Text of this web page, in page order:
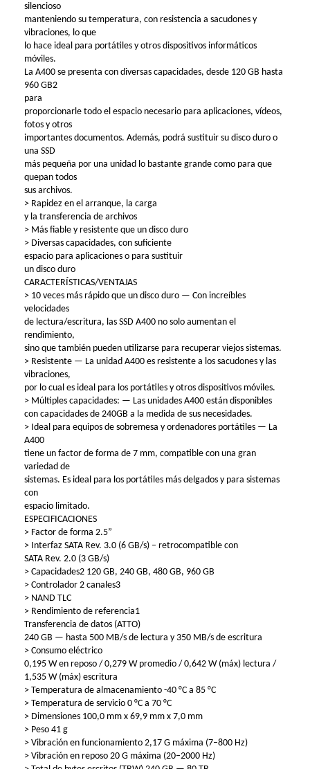
silencioso
manteniendo su temperatura, con resistencia a sacudones y
vibraciones, lo que
lo hace ideal para portátiles y otros dispositivos informáticos
móviles.
La A400 se presenta con diversas capacidades, desde 120 GB hasta
960 GB2
para
proporcionarle todo el espacio necesario para aplicaciones, vídeos,
fotos y otros
importantes documentos. Además, podrá sustituir su disco duro o
una SSD
más pequeña por una unidad lo bastante grande como para que
quepan todos
sus archivos.
> Rapidez en el arranque, la carga
y la transferencia de archivos
> Más fiable y resistente que un disco duro
> Diversas capacidades, con suficiente
espacio para aplicaciones o para sustituir
un disco duro
CARACTERÍSTICAS/VENTAJAS
> 10 veces más rápido que un disco duro — Con increíbles
velocidades
de lectura/escritura, las SSD A400 no solo aumentan el
rendimiento,
sino que también pueden utilizarse para recuperar viejos sistemas.
> Resistente — La unidad A400 es resistente a los sacudones y las
vibraciones,
por lo cual es ideal para los portátiles y otros dispositivos móviles.
> Múltiples capacidades: — Las unidades A400 están disponibles
con capacidades de 240GB a la medida de sus necesidades.
> Ideal para equipos de sobremesa y ordenadores portátiles — La
A400
tiene un factor de forma de 7 mm, compatible con una gran
variedad de
sistemas. Es ideal para los portátiles más delgados y para sistemas
con
espacio limitado.
ESPECIFICACIONES
> Factor de forma 2.5”
> Interfaz SATA Rev. 3.0 (6 GB/s) – retrocompatible con
SATA Rev. 2.0 (3 GB/s)
> Capacidades2 120 GB, 240 GB, 480 GB, 960 GB
> Controlador 2 canales3
> NAND TLC
> Rendimiento de referencia1
Transferencia de datos (ATTO)
240 GB — hasta 500 MB/s de lectura y 350 MB/s de escritura
> Consumo eléctrico
0,195 W en reposo / 0,279 W promedio / 0,642 W (máx) lectura /
1,535 W (máx) escritura
> Temperatura de almacenamiento -40 °C a 85 °C
> Temperatura de servicio 0 °C a 70 °C
> Dimensiones 100,0 mm x 69,9 mm x 7,0 mm
> Peso 41 g
> Vibración en funcionamiento 2,17 G máxima (7–800 Hz)
> Vibración en reposo 20 G máxima (20–2000 Hz)